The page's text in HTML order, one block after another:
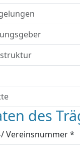
des
Vereinsnummer *